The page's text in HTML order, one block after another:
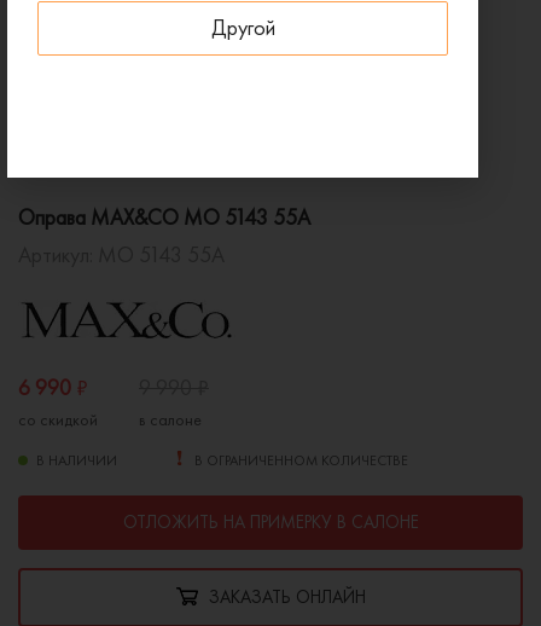
Другой
Оправа MAX&CO MO 5143 55A
6 990 ₽
со скидкой в салоне
В НАЛИЧИИ В ОГРАНИЧЕННОМ КОЛИЧЕСТВЕ
ОТЛОЖИТЬ НА ПРИМЕРКУ В САЛОНЕ
ЗАКАЗАТЬ ОНЛАЙН